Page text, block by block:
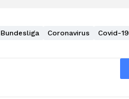
Bundesliga Coronavirus Covid-19